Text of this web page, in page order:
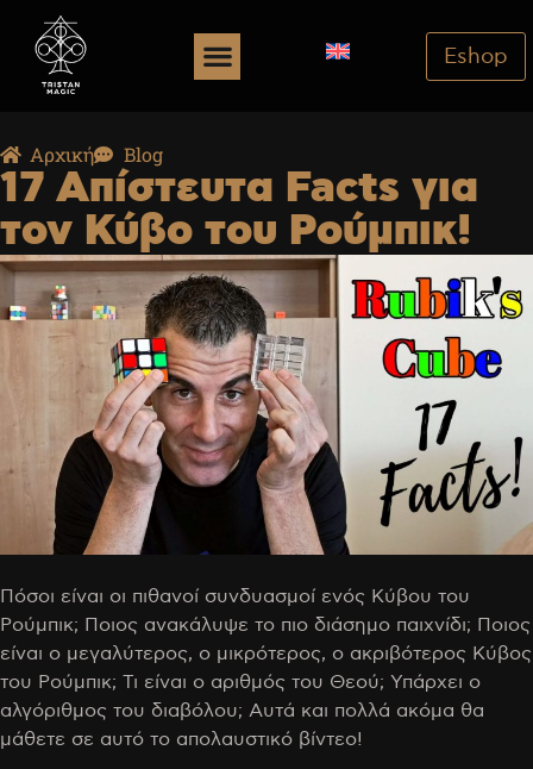
Eshop
Αρχική Blog
17 Απίστευτα Facts για
τον Κύβο του Ρούμπικ!
Πόσοι είναι οι πιθανοί συνδυασμοί ενός Κύβου του
Ρούμπικ; Ποιος ανακάλυψε το πιο διάσημο παιχνίδι; Ποιος
είναι ο μεγαλύτερος, ο μικρότερος, ο ακριβότερος Κύβος
του Ρούμπικ; Τι είναι ο αριθμός του Θεού; Υπάρχει ο
αλγόριθμος του διαβόλου; Αυτά και πολλά ακόμα θα
μάθετε σε αυτό το απολαυστικό βίντεο!